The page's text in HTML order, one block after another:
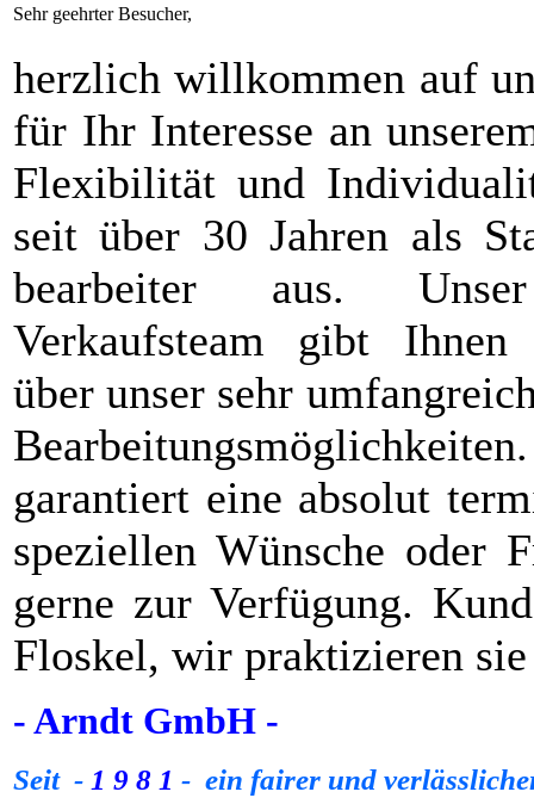
Sehr geehrter Besucher,
herzlich willkommen auf
für Ihr Interesse an
Flexibilität und
seit über 30 Jahren als
bearbeiter aus.
Verkaufsteam gibt
über unser sehr
garantiert eine absolut
speziellen Wünsche oder
gerne zur Verfügung.
Floskel, wir praktizieren
- Arndt GmbH -
Seit - 1 9 8 1 - ein fairer und